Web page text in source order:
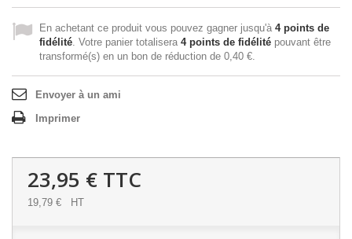
En achetant ce produit vous pouvez gagner jusqu'à 4points de
fidélité. Votre panier totalisera 4points de fidélité pouvant être
transformé(s) en un bon de réduction de 0,40 €.
Envoyer à un ami
Imprimer
23,95 € TTC
19,79 € HT